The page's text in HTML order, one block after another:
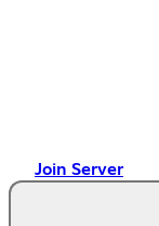
Join Server